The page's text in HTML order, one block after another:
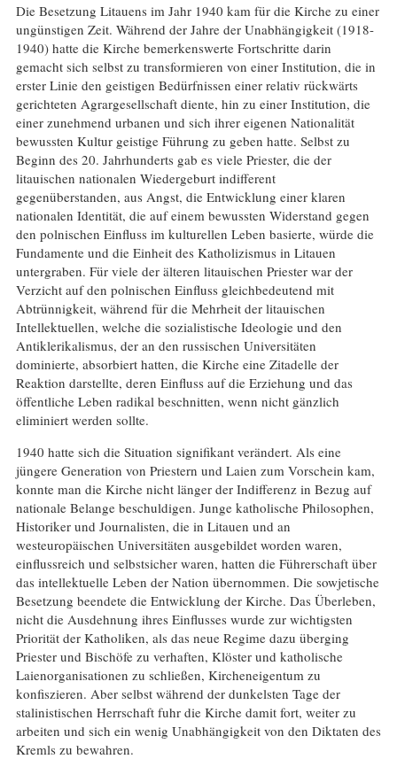
Die Besetzung Litauens im Jahr 1940 kam für die Kirche zu einer
ungünstigen Zeit. Während der Jahre der Unabhängigkeit (1918-
1940) hatte die Kirche bemerkenswerte Fortschritte darin
gemacht sich selbst zu transformieren von einer Institution, die in
erster Linie den geistigen Bedürfnissen einer relativ rückwärts
gerichteten Agrargesellschaft diente, hin zu einer Institution, die
einer zunehmend urbanen und sich ihrer eigenen Nationalität
bewussten Kultur geistige Führung zu geben hatte. Selbst zu
Beginn des 20. Jahrhunderts gab es viele Priester, die der
litauischen nationalen Wiedergeburt indifferent
gegenüberstanden, aus Angst, die Entwicklung einer klaren
nationalen Identität, die auf einem bewussten Widerstand gegen
den polnischen Einfluss im kulturellen Leben basierte, würde die
Fundamente und die Einheit des Katholizismus in Litauen
untergraben. Für viele der älteren litauischen Priester war der
Verzicht auf den polnischen Einfluss gleichbedeutend mit
Abtrünnigkeit, während für die Mehrheit der litauischen
Intellektuellen, welche die sozialistische Ideologie und den
Antiklerikalismus, der an den russischen Universitäten
dominierte, absorbiert hatten, die Kirche eine Zitadelle der
Reaktion darstellte, deren Einfluss auf die Erziehung und das
öffentliche Leben radikal beschnitten, wenn nicht gänzlich
eliminiert werden sollte.
1940 hatte sich die Situation signifikant verändert. Als eine
jüngere Generation von Priestern und Laien zum Vorschein kam,
konnte man die Kirche nicht länger der Indifferenz in Bezug auf
nationale Belange beschuldigen. Junge katholische Philosophen,
Historiker und Journalisten, die in Litauen und an
westeuropäischen Universitäten ausgebildet worden waren,
einflussreich und selbstsicher waren, hatten die Führerschaft über
das intellektuelle Leben der Nation übernommen. Die sowjetische
Besetzung beendete die Entwicklung der Kirche. Das Überleben,
nicht die Ausdehnung ihres Einflusses wurde zur wichtigsten
Priorität der Katholiken, als das neue Regime dazu überging
Priester und Bischöfe zu verhaften, Klöster und katholische
Laienorganisationen zu schließen, Kircheneigentum zu
konfiszieren. Aber selbst während der dunkelsten Tage der
stalinistischen Herrschaft fuhr die Kirche damit fort, weiter zu
arbeiten und sich ein wenig Unabhängigkeit von den Diktaten des
Kremls zu bewahren.